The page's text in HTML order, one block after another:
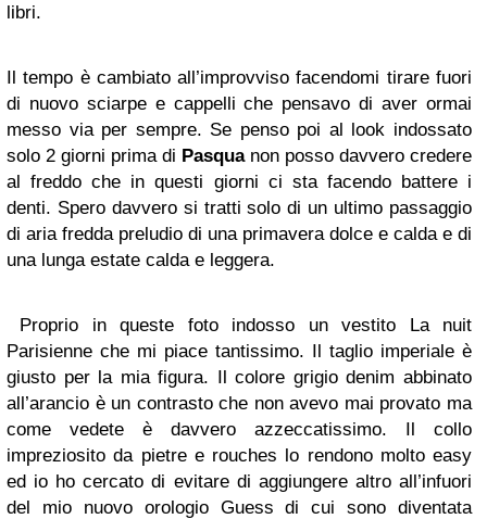
libri.
Il tempo è cambiato all’improvviso facendomi tirare fuori
di nuovo sciarpe e cappelli che pensavo di aver ormai
messo via per sempre. Se penso poi al look indossato
solo 2 giorni prima di Pasquanon posso davvero credere
al freddo che in questi giorni ci sta facendo battere i
denti. Spero davvero si tratti solo di un ultimo passaggio
di aria fredda preludio di una primavera dolce e calda e di
una lunga estate calda e leggera.
Proprio in queste foto indosso un vestito La nuit
Parisienne che mi piace tantissimo. Il taglio imperiale è
giusto per la mia figura. Il colore grigio denim abbinato
all’arancio è un contrasto che non avevo mai provato ma
come vedete è davvero azzeccatissimo. Il collo
impreziosito da pietre e rouches lo rendono molto easy
ed io ho cercato di evitare di aggiungere altro all’infuori
del mio nuovo orologio Guess di cui sono diventata